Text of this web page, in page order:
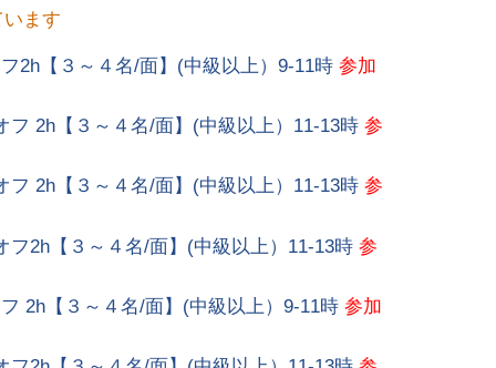
ます
2h【３～４名/面】(中級以上）9-11時 参加
フ 2h【３～４名/面】(中級以上）11-13時 参
フ 2h【３～４名/面】(中級以上）11-13時 参
フ2h【３～４名/面】(中級以上）11-13時 参
2h【３～４名/面】(中級以上）9-11時 参加